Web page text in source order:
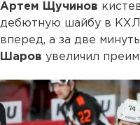
Артем Щучинов
дебютную шайбу в КХЛ
вперед, а за две
Шаров увеличил